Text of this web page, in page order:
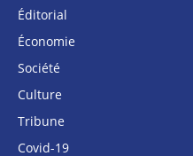
Éditorial
Économie
Société
Culture
Tribune
Covid-19